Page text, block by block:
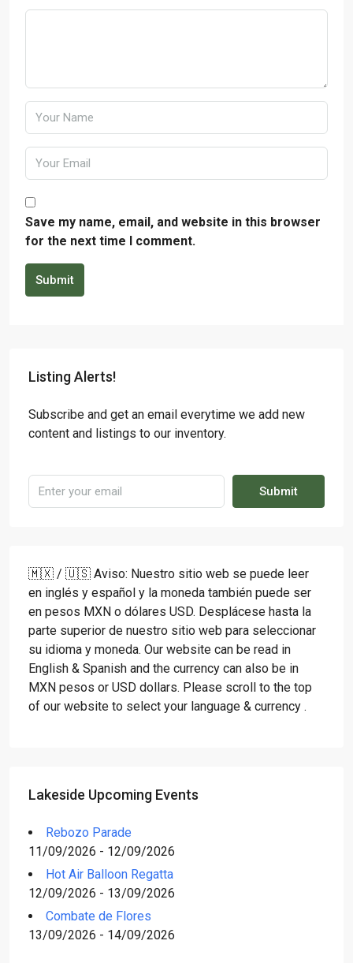
Save my name, email, and website in this browser
for the next time I comment.
Submit
Listing Alerts!
Subscribe and get an email everytime we add new
content and listings to our inventory.
Submit
🇲🇽 / 🇺🇸 Aviso: Nuestro sitio web se puede leer
en inglés y español y la moneda también puede ser
en pesos MXN o dólares USD. Desplácese hasta la
parte superior de nuestro sitio web para seleccionar
su idioma y moneda. Our website can be read in
English & Spanish and the currency can also be in
MXN pesos or USD dollars. Please scroll to the top
of our website to select your language & currency .
Lakeside Upcoming Events
Rebozo Parade
11/09/2026 - 12/09/2026
Hot Air Balloon Regatta
12/09/2026 - 13/09/2026
Combate de Flores
13/09/2026 - 14/09/2026